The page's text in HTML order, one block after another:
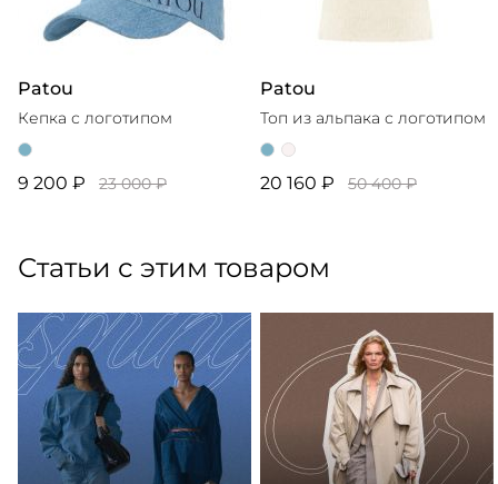
Patou
Кепка с логотипом
9 200 ₽ 23 000 ₽
Patou
Топ из альпака с логотипом
20 160 ₽ 50 400 ₽
Статьи с этим товаром